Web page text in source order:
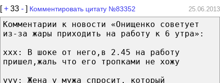
[+ 33 - ] Комментировать цитату №83352 25.06.2013
Комментарии к новости «Онищенко советует
из-за жары приходить на работу к 6 утра»:
xxx: В шоке от него,в 2.45 на работу
пришел,жаль что его тропками не хожу
yyy: Жена у мужа спросит, который